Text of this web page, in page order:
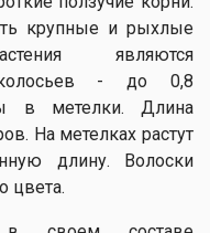
крупные и рыхлые
являются
- до 0,8
в метелки. Длина
На метелках растут
длину. Волоски
цвета.